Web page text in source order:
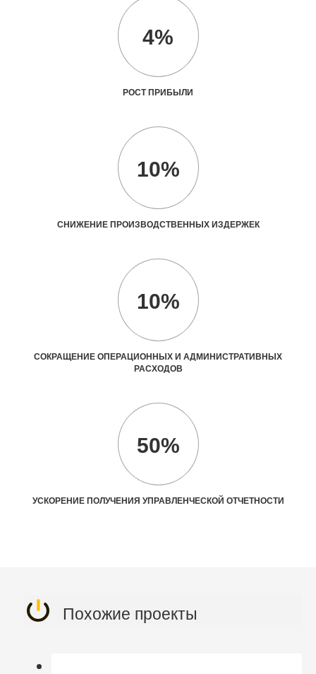
4%
РОСТ ПРИБЫЛИ
10%
СНИЖЕНИЕ ПРОИЗВОДСТВЕННЫХ ИЗДЕРЖЕК
10%
СОКРАЩЕНИЕ ОПЕРАЦИОННЫХ И АДМИНИСТРАТИВНЫХ
РАСХОДОВ
50%
УСКОРЕНИЕ ПОЛУЧЕНИЯ УПРАВЛЕНЧЕСКОЙ ОТЧЕТНОСТИ
Похожие проекты